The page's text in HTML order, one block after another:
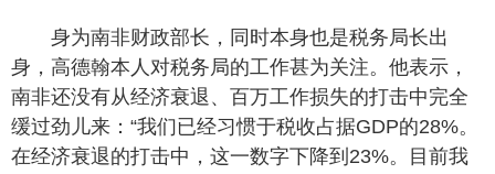
身为南非财政部长，同时本身也是税务局长出
身，高德翰本人对税务局的工作甚为关注。他表示，
南非还没有从经济衰退、百万工作损失的打击中完全
缓过劲儿来：“我们已经习惯于税收占据GDP的28%。
在经济衰退的打击中，这一数字下降到23%。目前我